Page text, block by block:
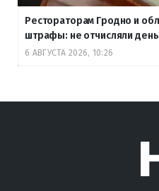
Рестораторам Гродно и
штрафы: не отчисляли
6 АВГУСТА 2026, 10:26